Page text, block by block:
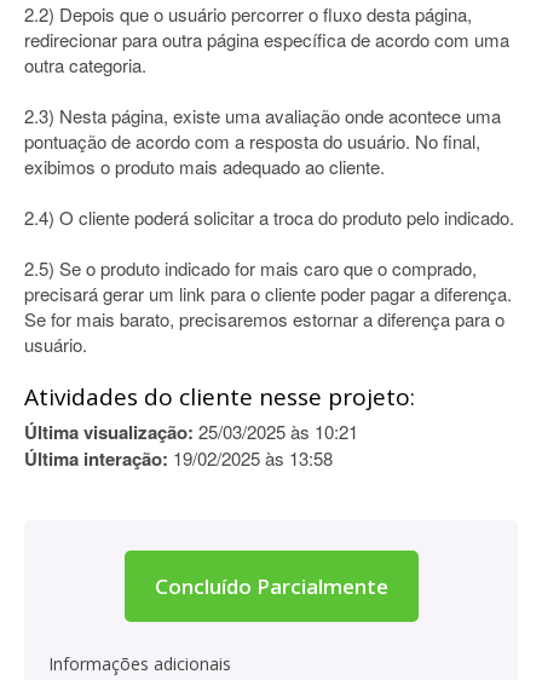
2.2) Depois que o usuário percorrer o fluxo desta página,
redirecionar para outra página específica de acordo com uma
outra categoria.
2.3) Nesta página, existe uma avaliação onde acontece uma
pontuação de acordo com a resposta do usuário. No final,
exibimos o produto mais adequado ao cliente.
2.4) O cliente poderá solicitar a troca do produto pelo indicado.
2.5) Se o produto indicado for mais caro que o comprado,
precisará gerar um link para o cliente poder pagar a diferença.
Se for mais barato, precisaremos estornar a diferença para o
usuário.
Atividades do cliente nesse projeto:
Última visualização: 25/03/2025 às 10:21
Última interação: 19/02/2025 às 13:58
Concluído Parcialmente
Informações adicionais